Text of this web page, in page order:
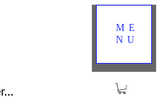
ME
NU